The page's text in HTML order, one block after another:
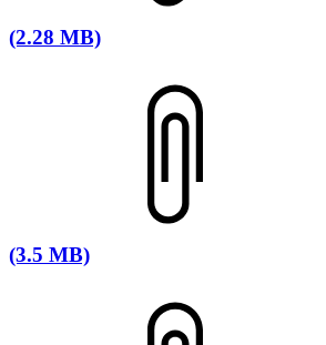
(2.28 MB)
(3.5 MB)